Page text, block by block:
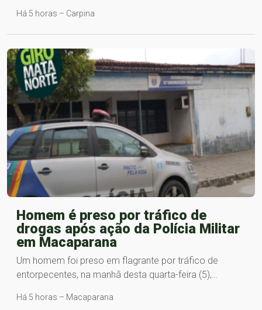
Há 5 horas – Carpina
Homem é preso por tráfico de
drogas após ação da Polícia Militar
em Macaparana
Um homem foi preso em flagrante por tráfico de
entorpecentes, na manhã desta quarta-feira (5),…
Há 5 horas – Macaparana